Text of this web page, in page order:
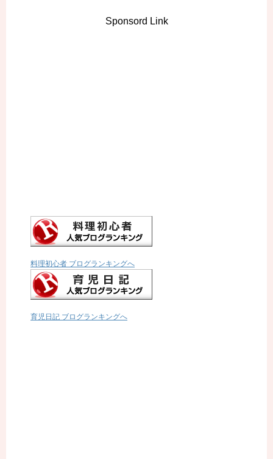
Sponsord Link
料理初心者 ブログランキングへ
育児日記 ブログランキングへ